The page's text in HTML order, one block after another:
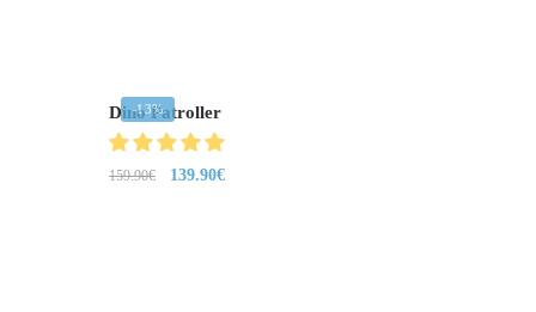
-13%
Dino Patroller
159.90€ 139.90€